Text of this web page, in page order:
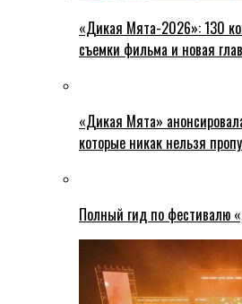
«Дикая Мята-2026»: 130
съемки фильма и новая
«Дикая Мята»
которые никак нельзя
Полный гид по фестивалю